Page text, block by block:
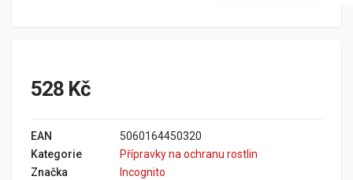
528 Kč
EAN
5060164450320
Kategorie
Přípravky na ochranu rostlin
Značka
Incognito